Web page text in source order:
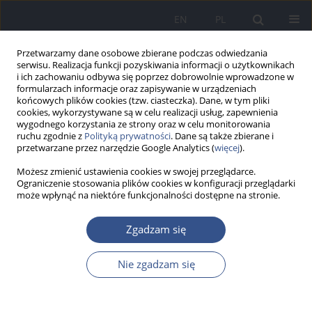
Przetwarzamy dane osobowe zbierane podczas odwiedzania
serwisu. Realizacja funkcji pozyskiwania informacji o użytkownikach
i ich zachowaniu odbywa się poprzez dobrowolnie wprowadzone w
formularzach informacje oraz zapisywanie w urządzeniach
końcowych plików cookies (tzw. ciasteczka). Dane, w tym pliki
cookies, wykorzystywane są w celu realizacji usług, zapewnienia
wygodnego korzystania ze strony oraz w celu monitorowania
ruchu zgodnie z Polityką prywatności. Dane są także zbierane i
przetwarzane przez narzędzie Google Analytics (więcej).
Możesz zmienić ustawienia cookies w swojej przeglądarce.
Ograniczenie stosowania plików cookies w konfiguracji przeglądarki
może wpłynąć na niektóre funkcjonalności dostępne na stronie.
Zgadzam się
Nie zgadzam się
PL
EN
Słowo kluczoweizba wytrzeźwień
PRACA ORYGINALNA